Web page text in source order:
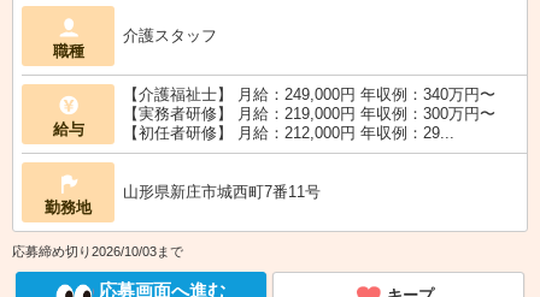
職種
介護スタッフ
給与
【介護福祉士】 月給：249,000円 年収例：340万円〜
【実務者研修】 月給：219,000円 年収例：300万円〜
【初任者研修】 月給：212,000円 年収例：29...
勤務地
山形県新庄市城西町7番11号
応募締め切り2026/10/03まで
応募画面へ進む